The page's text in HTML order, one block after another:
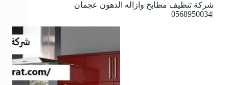
شركة تنظيف مطابخ وازاله الدهون عجمان
|0568950034